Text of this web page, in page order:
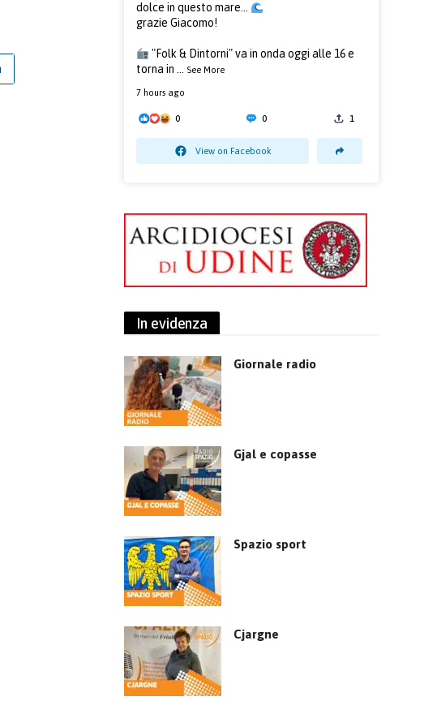
dolce in questo mare...
grazie Giacomo!
"Folk & Dintorni" va in onda oggi alle 16 e
torna in ... See More
7 hours ago
0 0 1
View on Facebook
In evidenza
Giornale radio
Gjal e copasse
Spazio sport
Cjargne